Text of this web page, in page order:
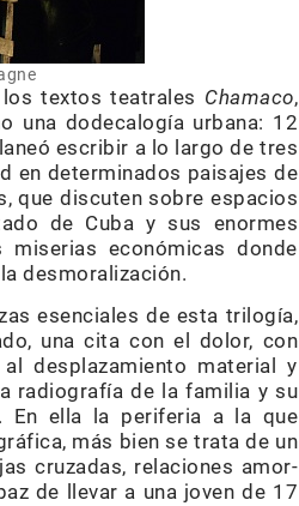
textos teatrales Chamaco,
una dodecalogía urbana: 12
escribir a lo largo de tres
en determinados paisajes de
que discuten sobre espacios
de Cuba y sus enormes
económicas donde
desmoralización.
esenciales de esta trilogía,
una cita con el dolor, con
desplazamiento material y
radiografía de la familia y su
En ella la periferia a la que
más bien se trata de un
cruzadas, relaciones amor-
de llevar a una joven de 17